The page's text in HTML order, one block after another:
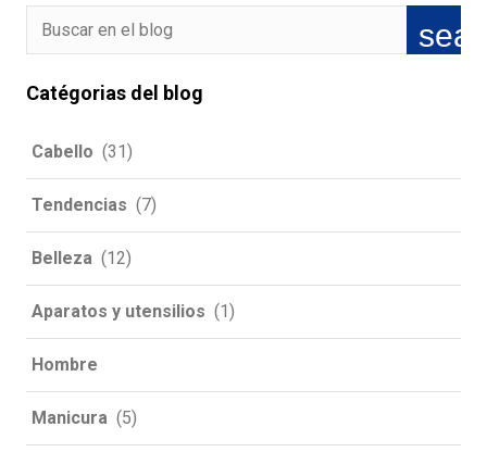
Catégorias del blog
Cabello (31)
Tendencias (7)
Belleza (12)
Aparatos y utensilios (1)
Hombre
Manicura (5)